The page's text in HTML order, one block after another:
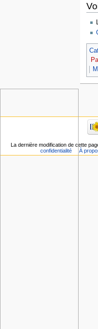
La dernière modification de cette
confidentialité
À